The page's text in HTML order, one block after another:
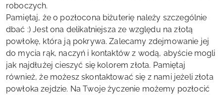
roboczych.
Pamiętaj, że o pozłocona biżuterię należy szczególnie
dbać :) Jest ona delikatniejsza ze względu na złotą
powłokę, która ją pokrywa. Zalecamy zdejmowanie jej
do mycia rąk, naczyń i kontaktów z wodą, abyście mogli
jak najdłużej cieszyć się kolorem złota. Pamiętaj
również, że możesz skontaktować się z nami jeżeli złota
powłoka zejdzie. Na Twoje życzenie możemy pozłocić